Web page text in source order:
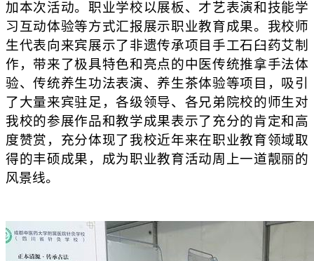
加本次活动。职业学校以展板、才艺表演和技能学
习互动体验等方式汇报展示职业教育成果。我校师
生代表向来宾展示了非遗传承项目手工石臼药艾制
作，带来了极具特色和亮点的中医传统推拿手法体
验、传统养生功法表演、养生茶体验等项目 ，吸引
了大量来宾驻足，各级领导、各兄弟院校的师生对
我校的参展作品和教学成果表示了充分的肯定和高
度赞赏，充分体现了我校近年来在职业教育领域取
得的丰硕成果 ，成为职业教育活动周上一道靓丽的
风景线。